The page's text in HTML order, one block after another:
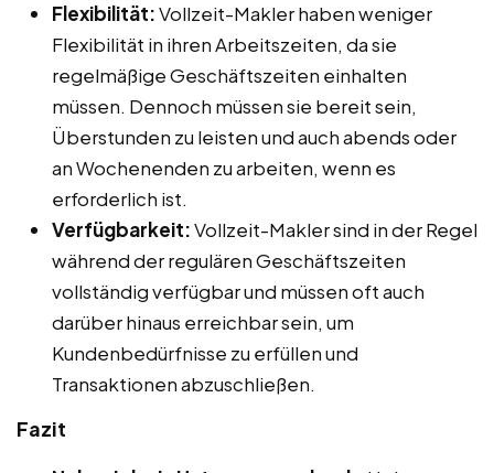
Flexibilität:Vollzeit-Makler haben weniger
Flexibilität in ihren Arbeitszeiten, da sie
regelmäßige Geschäftszeiten einhalten
müssen. Dennoch müssen sie bereit sein,
Überstunden zu leisten und auch abends oder
an Wochenenden zu arbeiten, wenn es
erforderlich ist.
Verfügbarkeit:Vollzeit-Makler sind in der Regel
während der regulären Geschäftszeiten
vollständig verfügbar und müssen oft auch
darüber hinaus erreichbar sein, um
Kundenbedürfnisse zu erfüllen und
Transaktionen abzuschließen.
Fazit